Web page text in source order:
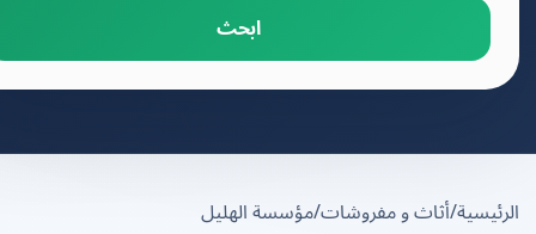
ابحث
/أثاث و مفروشات/مؤسسة الهليل